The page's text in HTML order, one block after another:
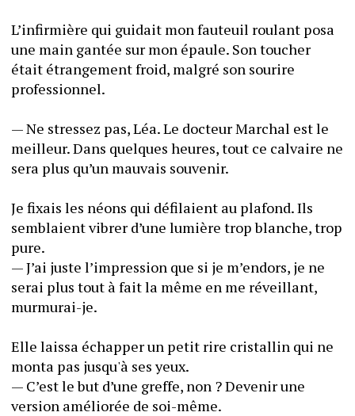
L’infirmière qui guidait mon fauteuil roulant posa
une main gantée sur mon épaule. Son toucher
était étrangement froid, malgré son sourire
professionnel.
— Ne stressez pas, Léa. Le docteur Marchal est le
meilleur. Dans quelques heures, tout ce calvaire ne
sera plus qu’un mauvais souvenir.
Je fixais les néons qui défilaient au plafond. Ils
semblaient vibrer d’une lumière trop blanche, trop
pure.
— J’ai juste l’impression que si je m’endors, je ne
serai plus tout à fait la même en me réveillant,
murmurai-je.
Elle laissa échapper un petit rire cristallin qui ne
monta pas jusqu'à ses yeux.
— C’est le but d’une greffe, non ? Devenir une
version améliorée de soi-même.